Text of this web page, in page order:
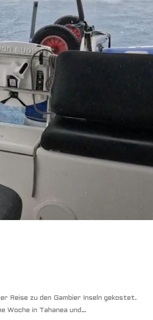
Reise zu den Gambier Inseln gekostet.
Woche in Tahanea und…